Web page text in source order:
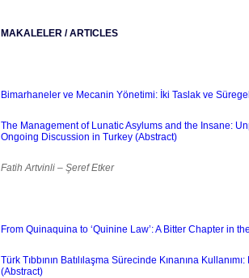
MAKALELER / ARTICLES
Bimarhaneler ve Mecanin Yönetimi: İki Taslak ve
The Management of Lunatic Asylums and the Insane:
Ongoing Discussion in Turkey (Abstract)
Fatih Artvinli – Şeref Etker
From Quinaquina to ‘Quinine Law’: A Bitter Chapter in
Türk Tıbbının Batılılaşma Sürecinde Kınanına
(Abstract)